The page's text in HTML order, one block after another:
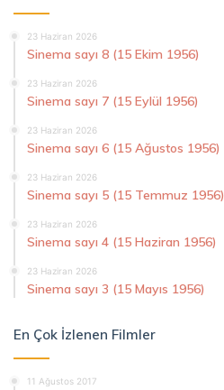
23 Haziran 2026
Sinema sayı 8 (15 Ekim 1956)
23 Haziran 2026
Sinema sayı 7 (15 Eylül 1956)
23 Haziran 2026
Sinema sayı 6 (15 Ağustos 1956)
23 Haziran 2026
Sinema sayı 5 (15 Temmuz 1956)
23 Haziran 2026
Sinema sayı 4 (15 Haziran 1956)
23 Haziran 2026
Sinema sayı 3 (15 Mayıs 1956)
En Çok İzlenen Filmler
11 Ağustos 2017